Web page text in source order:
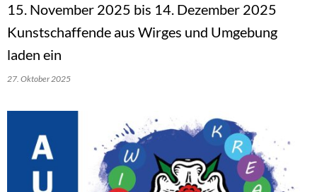
15. November 2025 bis 14. Dezember 2025
Kunstschaffende aus Wirges und Umgebung
laden ein
27. Oktober 2025